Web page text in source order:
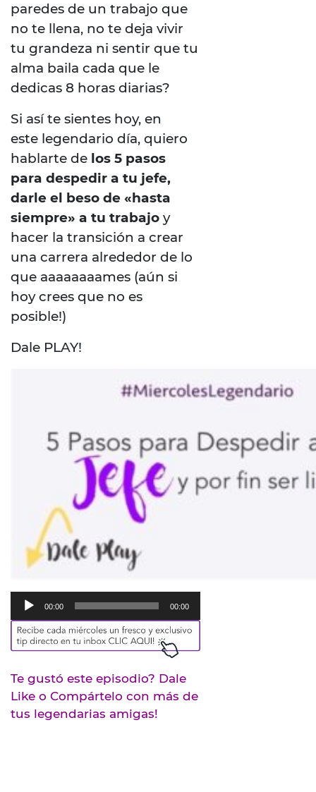
paredes de un trabajo que
no te llena, no te deja vivir
tu grandeza ni sentir que tu
alma baila cada que le
dedicas 8 horas diarias?
Si así te sientes hoy, en
este legendario día, quiero
hablarte de los 5 pasos
para despedir a tu jefe,
darle el beso de «hasta
siempre» a tu trabajo y
hacer la transición a crear
una carrera alrededor de lo
que aaaaaaaames (aún si
hoy crees que no es
posible!)
Dale PLAY!
Reproductor
de
audio
00:00 00:00
Te gustó este episodio? Dale
Like o Compártelo con más de
tus legendarias amigas!